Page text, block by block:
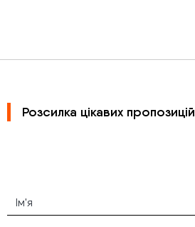
Розсилка цікавих пропозицій